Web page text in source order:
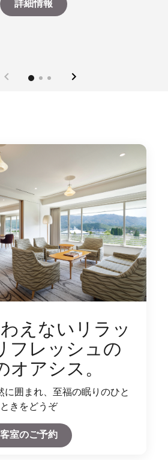
詳細情報 Open in New Tab
えないリラッ
フレッシュの
オアシス。
に囲まれ、至福の眠りのひと
ときをどうぞ
客室のご予約Open in New Tab